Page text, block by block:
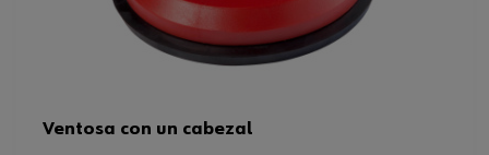
Ventosa con un cabezal